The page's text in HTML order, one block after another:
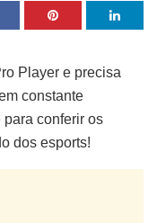
Player e precisa
constante
conferir os
dos esports!